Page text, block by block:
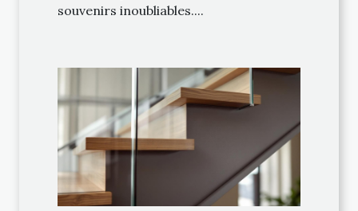
souvenirs inoubliables....